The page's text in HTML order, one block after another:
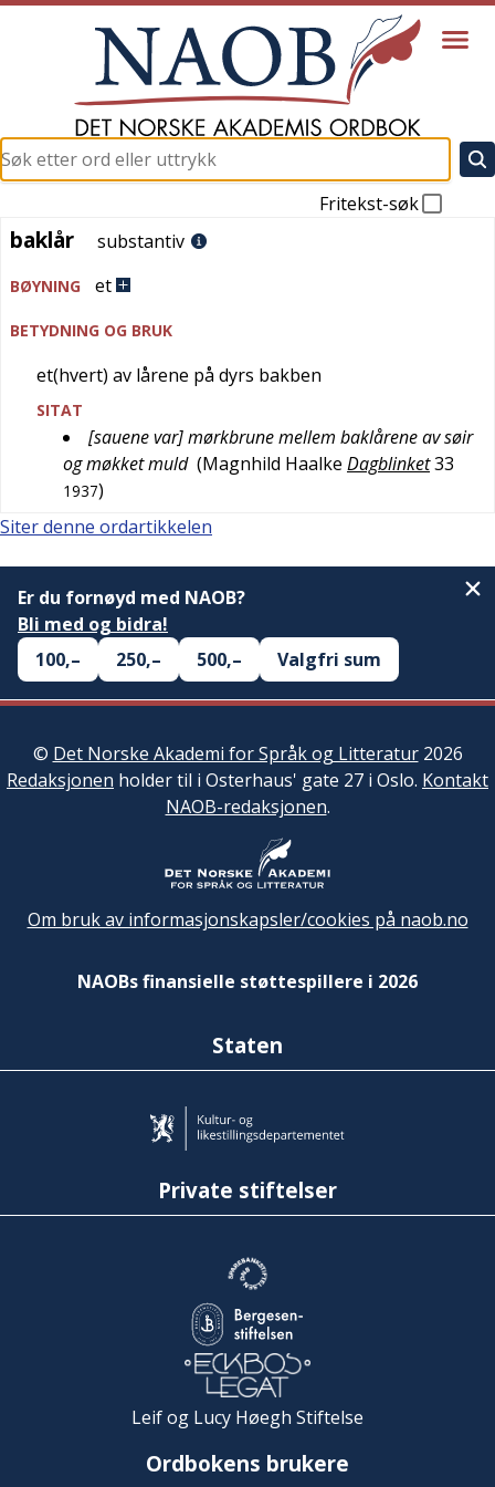
Fritekst-søk
baklår
baklår substantiv
BØYNING et
BETYDNING OG BRUK
et(hvert) av lårene på dyrs bakben
SITAT
[sauene var] mørkbrune mellem baklårene av søir
og møkket muld (Magnhild Haalke Dagblinket33
1937)
Siter denne ordartikkelen
Er du fornøyd med NAOB?
Bli med og bidra!
100,–
250,– 500,– Valgfri sum
© Det Norske Akademi for Språk og Litteratur2026
Redaksjonen holder til i Osterhaus' gate 27 i Oslo. Kontakt
NAOB-redaksjonen.
Om bruk av informasjonskapsler/cookies på naob.no
NAOBs finansielle støttespillere i 2026
Staten
Private stiftelser
Leif og Lucy Høegh Stiftelse
Ordbokens brukere